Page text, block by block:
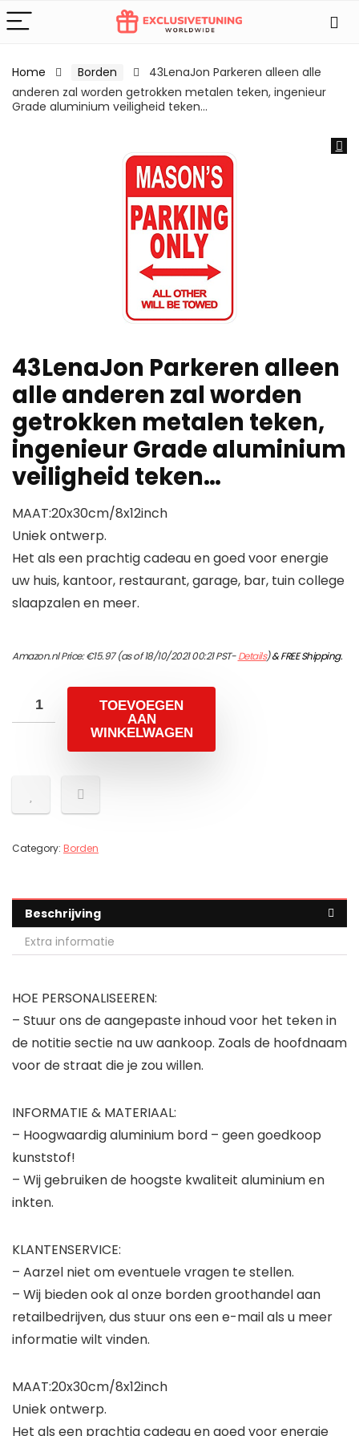
Home Borden
43LenaJon Parkeren alleen alle
anderen zal worden getrokken metalen teken, ingenieur
Grade aluminium veiligheid teken…
43LenaJon Parkeren alleen
alle anderen zal worden
getrokken metalen teken,
ingenieur Grade aluminium
veiligheid teken…
MAAT:20x30cm/8x12inch
Uniek ontwerp.
Het als een prachtig cadeau en goed voor energie
uw huis, kantoor, restaurant, garage, bar, tuin college
slaapzalen en meer.
Amazon.nl Price:€15.97(as of 18/10/2021 00:21 PST-Details)&FREE Shipping.
TOEVOEGEN
AAN
WINKELWAGEN
Category: Borden
Beschrijving
Extra informatie
HOE PERSONALISEEREN:
– Stuur ons de aangepaste inhoud voor het teken in
de notitie sectie na uw aankoop. Zoals de hoofdnaam
voor de straat die je zou willen.
INFORMATIE & MATERIAAL:
– Hoogwaardig aluminium bord – geen goedkoop
kunststof!
– Wij gebruiken de hoogste kwaliteit aluminium en
inkten.
KLANTENSERVICE:
– Aarzel niet om eventuele vragen te stellen.
– Wij bieden ook al onze borden groothandel aan
retailbedrijven, dus stuur ons een e-mail als u meer
informatie wilt vinden.
MAAT:20x30cm/8x12inch
Uniek ontwerp.
Het als een prachtig cadeau en goed voor energie